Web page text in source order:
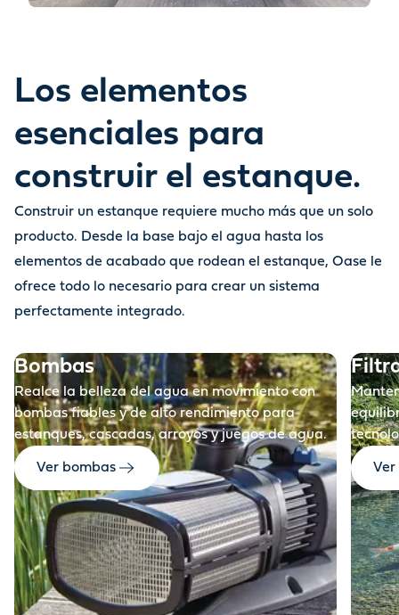
Antes
Los elementos
esenciales para
construir el estanque.
Construir un estanque requiere mucho más que un solo
producto. Desde la base bajo el agua hasta los
elementos de acabado que rodean el estanque, Oase le
ofrece todo lo necesario para crear un sistema
perfectamente integrado.
Bombas
Realce la belleza del agua en movimiento con
bombas fiables y de alto rendimiento para
estanques, cascadas, arroyos y juegos de agua.
Ver bombas